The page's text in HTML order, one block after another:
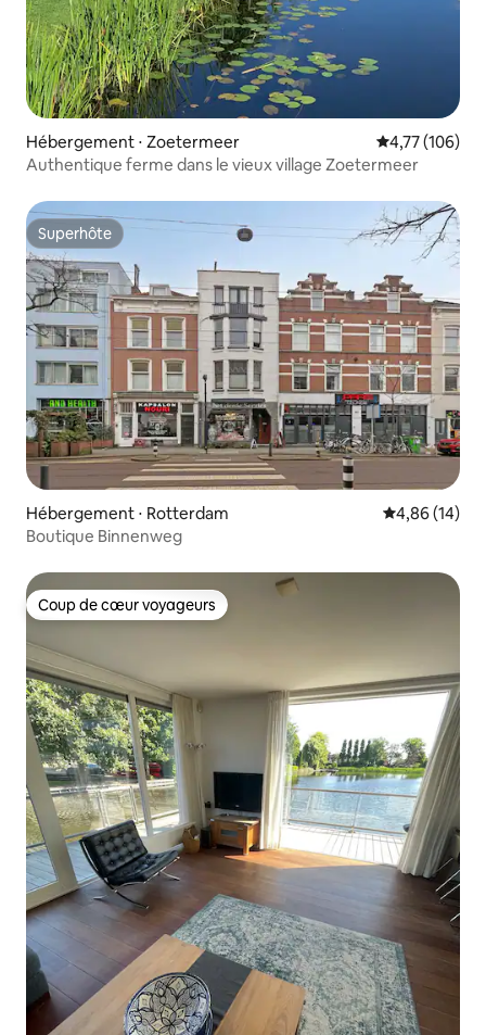
Hébergement ⋅ Zoetermeer Évaluation
4,77 (106)
Authentique ferme dans le vieux village Zoetermeer
Superhôte
Superhôte
Hébergement ⋅ Rotterdam Évaluation
4,86 (14)
Boutique Binnenweg
Coup de cœur voyageurs
Coup de cœur voyageurs